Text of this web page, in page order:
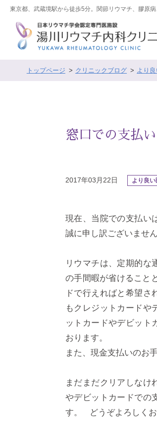
東京都、武蔵境駅から徒歩5分。関節リウマチ、膠原
トップページ クリニックブログ より
窓口での支払
2017年03月22日 より良
現在、当院での支払い
誠に申し訳ございません
リウマチは、定期的な
の手間暇が省けること
ドで行えればと希望
もクレジットカードや
ットカードやデビット
おります。
また、現金支払いのお
まだまだクリアしなけ
やデビットカードでの
す。 どうぞよろしくお